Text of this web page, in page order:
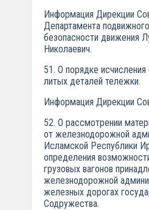
Информация Дирекции
Департамента
безопасности движения
Николаевич.
51. О порядке
литых деталей тележки.
Информация Дирекции
52. О рассмотрении
от железнодорожной
Исламской Республики
определения
грузовых вагонов
железнодорожной
железных дорогах
Содружества.